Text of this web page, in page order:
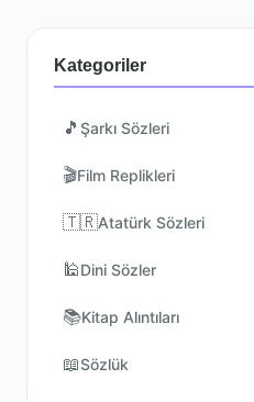
Kategoriler
🎵 Şarkı Sözleri
🎬Film Replikleri
🇹🇷Atatürk Sözleri
🕌Dini Sözler
📚Kitap Alıntıları
📖Sözlük